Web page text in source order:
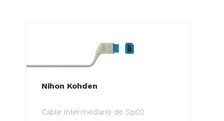
Nihon Kohden
Cable Intermediario de SpO2